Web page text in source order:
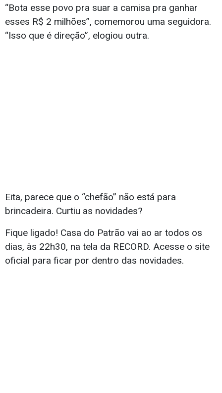
“Bota esse povo pra suar a camisa pra ganhar
esses R$ 2 milhões”, comemorou uma seguidora.
“Isso que é direção”, elogiou outra.
Eita, parece que o “chefão” não está para
brincadeira. Curtiu as novidades?
Fique ligado! Casa do Patrão vai ao ar todos os
dias, às 22h30, na tela da RECORD. Acesse o site
oficial para ficar por dentro das novidades.